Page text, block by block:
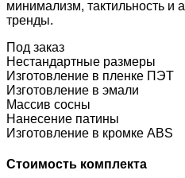
минимализм, тактильность и
тренды.
Под заказ
Нестандартные размеры
Изготовление в пленке ПЭТ
Изготовление в эмали
Массив сосны
Нанесение патины
Изготовление в кромке ABS
Стоимость комплекта